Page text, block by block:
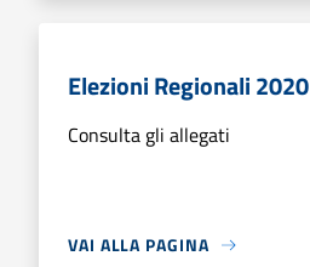
Elezioni Regionali 2020
Consulta gli allegati
VAI ALLA PAGINA